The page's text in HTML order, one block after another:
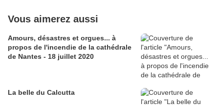
Vous aimerez aussi
Amours, désastres et orgues... à
propos de l'incendie de la cathédrale
de Nantes - 18 juillet 2020
La belle du Calcutta